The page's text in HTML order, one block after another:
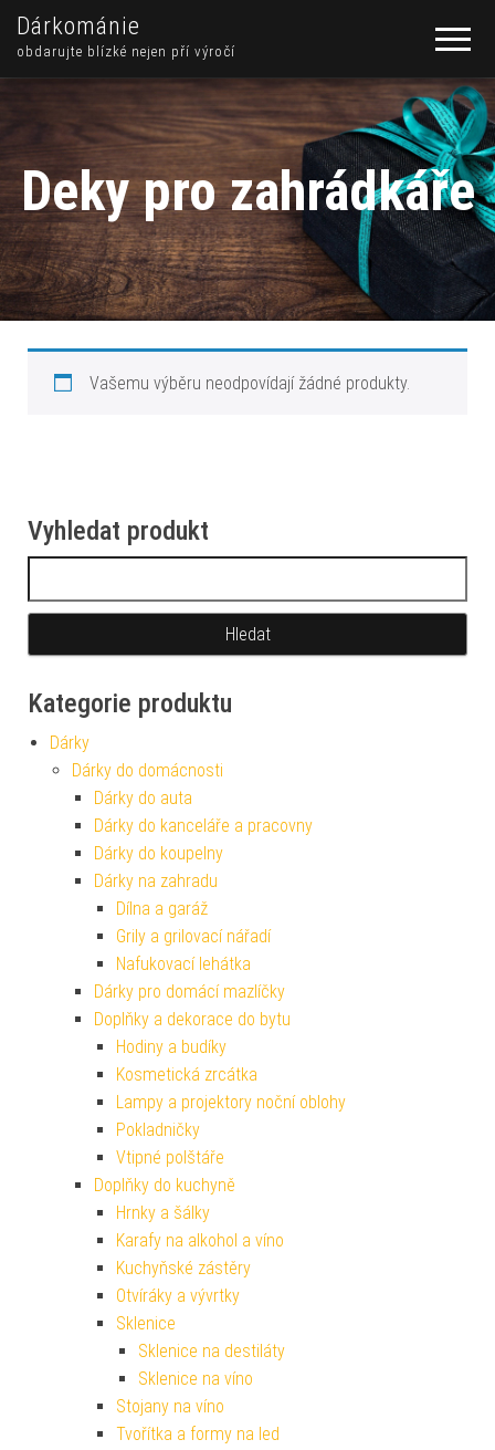
Dárkománie
obdarujte blízké nejen pří výročí
Deky pro zahrádkáře
Vašemu výběru neodpovídají žádné produkty.
Vyhledat produkt
Kategorie produktu
Dárky
Dárky do domácnosti
Dárky do auta
Dárky do kanceláře a pracovny
Dárky do koupelny
Dárky na zahradu
Dílna a garáž
Grily a grilovací nářadí
Nafukovací lehátka
Dárky pro domácí mazlíčky
Doplňky a dekorace do bytu
Hodiny a budíky
Kosmetická zrcátka
Lampy a projektory noční oblohy
Pokladničky
Vtipné polštáře
Doplňky do kuchyně
Hrnky a šálky
Karafy na alkohol a víno
Kuchyňské zástěry
Otvíráky a vývrtky
Sklenice
Sklenice na destiláty
Sklenice na víno
Stojany na víno
Tvořítka a formy na led